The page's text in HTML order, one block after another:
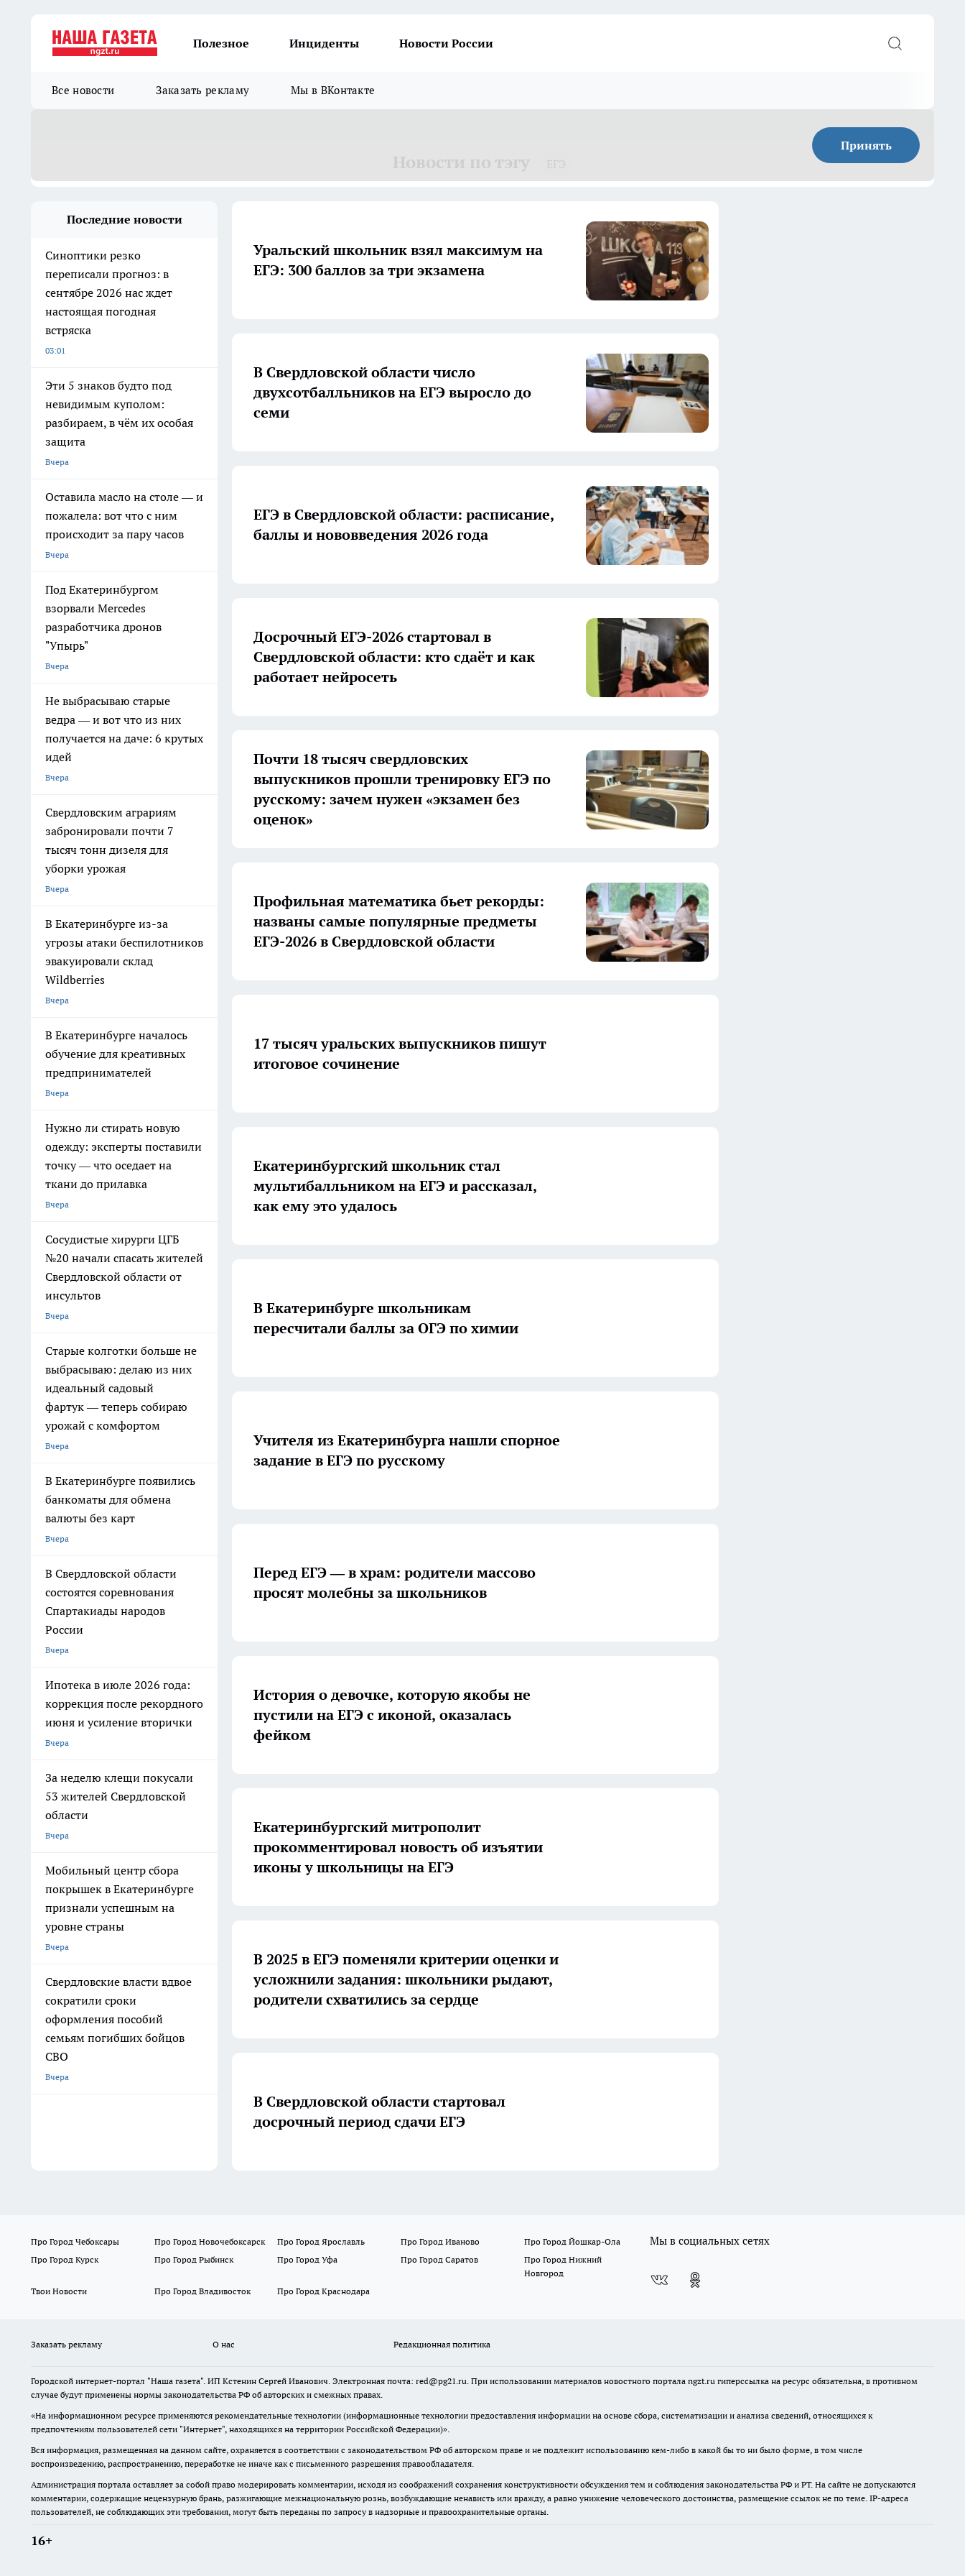
Полезное Инциденты Новости России
Все новости Заказать рекламу Мы в ВКонтакте
Принять
Последние новости
Синоптики резко
переписали прогноз: в
сентябре 2026 нас ждет
настоящая погодная
встряска
03:01
Эти 5 знаков будто под
невидимым куполом:
разбираем, в чём их особая
защита
Вчера
Оставила масло на столе — и
пожалела: вот что с ним
происходит за пару часов
Вчера
Под Екатеринбургом
взорвали Mercedes
разработчика дронов
"Упырь"
Вчера
Не выбрасываю старые
ведра — и вот что из них
получается на даче: 6 крутых
идей
Вчера
Свердловским аграриям
забронировали почти 7
тысяч тонн дизеля для
уборки урожая
Вчера
В Екатеринбурге из-за
угрозы атаки беспилотников
эвакуировали склад
Wildberries
Вчера
В Екатеринбурге началось
обучение для креативных
предпринимателей
Вчера
Нужно ли стирать новую
одежду: эксперты поставили
точку — что оседает на
ткани до прилавка
Вчера
Сосудистые хирурги ЦГБ
№20 начали спасать жителей
Свердловской области от
инсультов
Вчера
Старые колготки больше не
выбрасываю: делаю из них
идеальный садовый
фартук — теперь собираю
урожай с комфортом
Вчера
В Екатеринбурге появились
банкоматы для обмена
валюты без карт
Вчера
В Свердловской области
состоятся соревнования
Спартакиады народов
России
Вчера
Ипотека в июле 2026 года:
коррекция после рекордного
июня и усиление вторички
Вчера
За неделю клещи покусали
53 жителей Свердловской
области
Вчера
Мобильный центр сбора
покрышек в Екатеринбурге
признали успешным на
уровне страны
Вчера
Свердловские власти вдвое
сократили сроки
оформления пособий
семьям погибших бойцов
СВО
Вчера
Уральский школьник взял максимум на
ЕГЭ: 300 баллов за три экзамена
В Свердловской области число
двухсотбалльников на ЕГЭ выросло до
семи
ЕГЭ в Свердловской области: расписание,
баллы и нововведения 2026 года
Досрочный ЕГЭ-2026 стартовал в
Свердловской области: кто сдаёт и как
работает нейросеть
Почти 18 тысяч свердловских
выпускников прошли тренировку ЕГЭ по
русскому: зачем нужен «экзамен без
оценок»
Профильная математика бьет рекорды:
названы самые популярные предметы
ЕГЭ-2026 в Свердловской области
17 тысяч уральских выпускников пишут
итоговое сочинение
Екатеринбургский школьник стал
мультибалльником на ЕГЭ и рассказал,
как ему это удалось
В Екатеринбурге школьникам
пересчитали баллы за ОГЭ по химии
Учителя из Екатеринбурга нашли спорное
задание в ЕГЭ по русскому
Перед ЕГЭ — в храм: родители массово
просят молебны за школьников
История о девочке, которую якобы не
пустили на ЕГЭ с иконой, оказалась
фейком
Екатеринбургский митрополит
прокомментировал новость об изъятии
иконы у школьницы на ЕГЭ
В 2025 в ЕГЭ поменяли критерии оценки и
усложнили задания: школьники рыдают,
родители схватились за сердце
В Свердловской области стартовал
досрочный период сдачи ЕГЭ
Про Город Чебоксары Про Город Новочебоксарск Про Город Ярославль Про Город Иваново
Про Город Йошкар-Ола
Про Город Курск
Про Город Рыбинск Про Город Уфа Про Город Саратов
Про Город Нижний
Новгород
Твои Новости
Про Город Владивосток Про Город Краснодара
Мы в социальных сетях
Заказать рекламу О нас Редакционная политика
Городской интернет-портал "Наша газета". ИП Кстенин Сергей Иванович. Электронная почта: red@pg21.ru. При использовании материалов новостного портала ngzt.ru гиперссылка на ресурс обязательна, в противном
случае будут применены нормы законодательства РФ об авторских и смежных правах.
«На информационном ресурсе применяются рекомендательные технологии (информационные технологии предоставления информации на основе сбора, систематизации и анализа сведений, относящихся к
предпочтениям пользователей сети "Интернет", находящихся на территории Российской Федерации)».
Вся информация, размещенная на данном сайте, охраняется в соответствии с законодательством РФ об авторском праве и не подлежит использованию кем-либо в какой бы то ни было форме, в том числе
воспроизведению, распространению, переработке не иначе как с письменного разрешения правообладателя.
Администрация портала оставляет за собой право модерировать комментарии, исходя из соображений сохранения конструктивности обсуждения тем и соблюдения законодательства РФ и РТ. На сайте не допускаются
комментарии, содержащие нецензурную брань, разжигающие межнациональную рознь, возбуждающие ненависть или вражду, а равно унижение человеческого достоинства, размещение ссылок не по теме. IP-адреса
пользователей, не соблюдающих эти требования, могут быть переданы по запросу в надзорные и правоохранительные органы.
16+